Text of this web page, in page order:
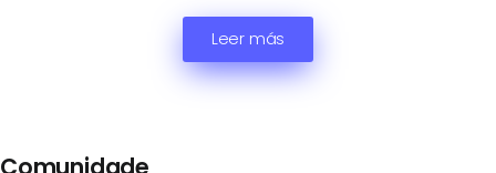
Leer más
Comunidade